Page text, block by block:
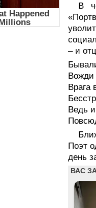
В
– и
Врага
Ведь
Поэт
день